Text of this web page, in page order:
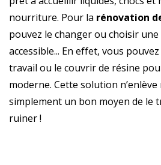
nourriture. Pour la rénovation
pouvez le changer ou choisir
accessible... En effet, vous
travail ou le couvrir de résine
moderne. Cette solution n’enlève
simplement un bon moyen de le
ruiner !